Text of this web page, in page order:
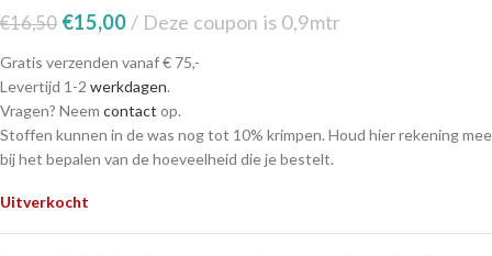
€16,50 €15,00 Deze coupon is 0,9mtr
Gratis verzenden vanaf € 75,-
Levertijd 1-2 werkdagen.
Vragen? Neem contact op.
Stoffen kunnen in de was nog tot 10% krimpen. Houd hier rekening mee
bij het bepalen van de hoeveelheid die je bestelt.
Uitverkocht